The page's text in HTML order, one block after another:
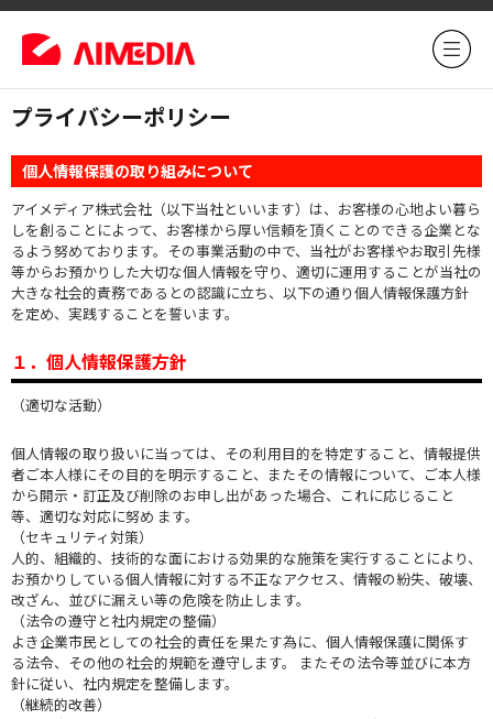
プライバシーポリシー
個人情報保護の取り組みについて
アイメディア株式会社（以下当社といいます）は、お客様の心地よい暮ら
しを創ることによって、お客様から厚い信頼を頂くことのできる企業とな
るよう努めております。その事業活動の中で、当社がお客様やお取引先様
等からお預かりした大切な個人情報を守り、適切に運用することが当社の
大きな社会的責務であるとの認識に立ち、以下の通り個人情報保護方針
を定め、実践することを誓います。
１．個人情報保護方針
（適切な活動）
個人情報の取り扱いに当っては、その利用目的を特定すること、情報提供
者ご本人様にその目的を明示すること、またその情報について、ご本人様
から開示・訂正及び削除のお申し出があった場合、これに応じること
等、適切な対応に努め ます。
（セキュリティ対策）
人的、組織的、技術的な面における効果的な施策を実行することにより、
お預かりしている個人情報に対する不正なアクセス、情報の紛失、破壊、
改ざん、並びに漏えい等の危険を防止します。
（法令の遵守と社内規定の整備）
よき企業市民としての社会的責任を果たす為に、個人情報保護に関係す
る法令、その他の社会的規範を遵守します。 またその法令等並びに本方
針に従い、社内規定を整備します。
（継続的改善）